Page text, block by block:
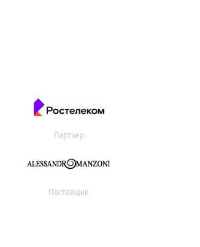
Партнер
Поставщик